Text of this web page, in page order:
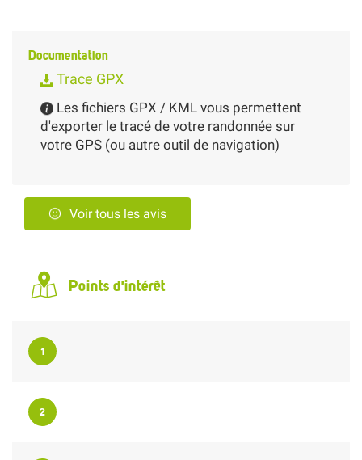
Documentation
Trace GPX
Les fichiers GPX / KML vous permettent
d'exporter le tracé de votre randonnée sur
votre GPS (ou autre outil de navigation)
Voir tous les avis
Points d'intérêt
1
2